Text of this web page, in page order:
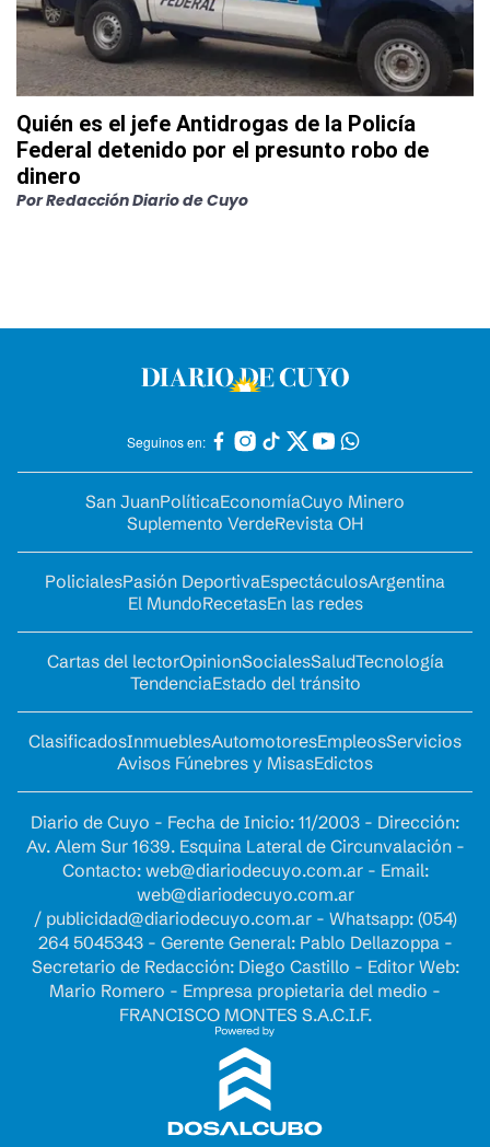
Quién es el jefe Antidrogas de la Policía
Federal detenido por el presunto robo de
dinero
PorRedacción Diario de Cuyo
Seguinos en:
San JuanPolíticaEconomíaCuyo Minero
Suplemento VerdeRevista OH
PolicialesPasión DeportivaEspectáculosArgentina
El MundoRecetasEn las redes
Cartas del lectorOpinionSocialesSaludTecnología
TendenciaEstado del tránsito
ClasificadosInmueblesAutomotoresEmpleosServicios
Avisos Fúnebres y MisasEdictos
Diario de Cuyo - Fecha de Inicio: 11/2003 - Dirección:
Av. Alem Sur 1639. Esquina Lateral de Circunvalación -
Contacto: web@diariodecuyo.com.ar- Email:
web@diariodecuyo.com.ar
/ publicidad@diariodecuyo.com.ar- Whatsapp: (054)
264 5045343 - Gerente General: Pablo Dellazoppa -
Secretario de Redacción: Diego Castillo - Editor Web:
Mario Romero - Empresa propietaria del medio -
FRANCISCO MONTES S.A.C.I.F.